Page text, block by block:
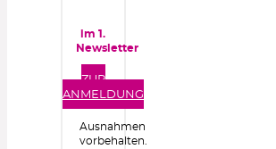
im 1.
Newsletter
ZUR
ANMELDUNG
Ausnahmen
vorbehalten.